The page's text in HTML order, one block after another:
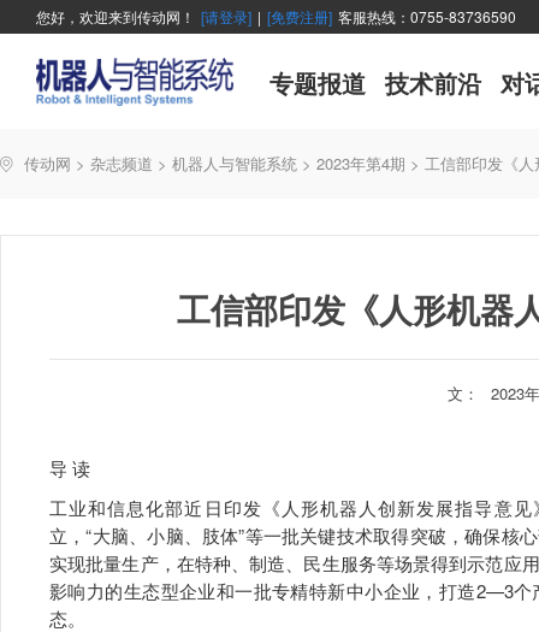
您好，欢迎来到传动网！ [请登录] | [免费注册] 客服热线：0755-83736590
专题报道 技术前沿 对
传动网 > 杂志频道 > 机器人与智能系统 > 2023年第4期 > 工信部印发《
工信部印发《人形机器
文： 2023
导 读
工业和信息化部近日印发《人形机器人创新发展指导意
立，“大脑、小脑、肢体”等一批关键技术取得突破，确保核
实现批量生产，在特种、制造、民生服务等场景得到示范
影响力的生态型企业和一批专精特新中小企业，打造2—3
态。